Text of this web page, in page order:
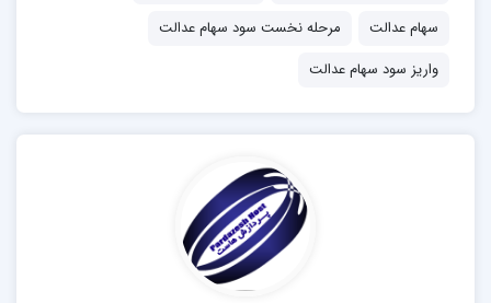
سهام عدالت
مرحله نخست سود سهام عدالت
واریز سود سهام عدالت